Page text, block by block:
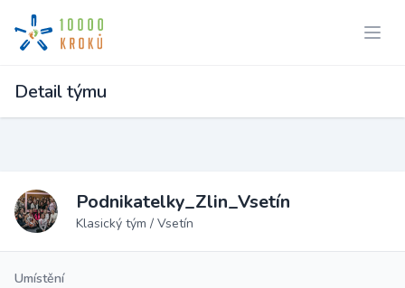
Detail týmu
Podnikatelky_Zlin_Vsetín
Klasický tým / Vsetín
Umístění